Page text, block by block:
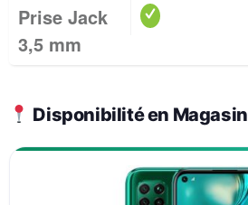
Prise Jack
3,5 mm
Disponibilité en Magasin